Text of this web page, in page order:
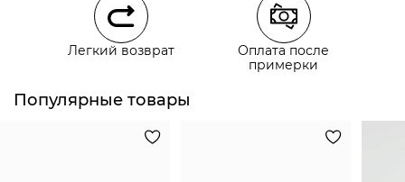
Курьерская доставка СДЭК
Самовывоз из пункта выдачи СДЭК
Легкий возврат
Оплата после
примерки
Популярные товары